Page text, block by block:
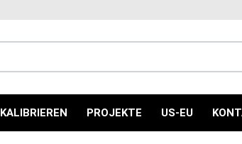
KALIBRIEREN PROJEKTE US-EU